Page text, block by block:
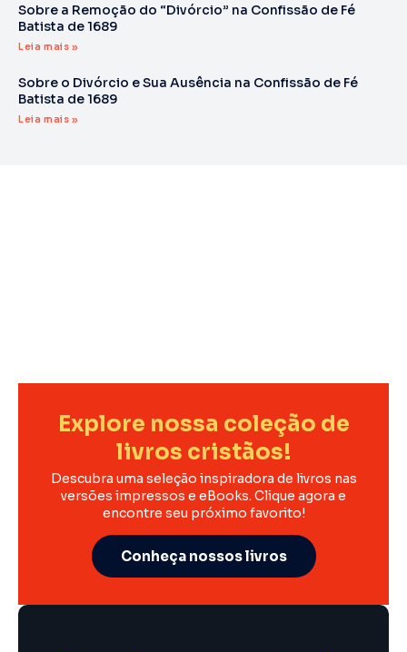
Sobre a Remoção do “Divórcio” na Confissão de Fé
Batista de 1689
Leia mais »
Sobre o Divórcio e Sua Ausência na Confissão de Fé
Batista de 1689
Leia mais »
Explore nossa coleção de
livros cristãos!
Descubra uma seleção inspiradora de livros nas
versões impressos e eBooks. Clique agora e
encontre seu próximo favorito!
Conheça nossos livros